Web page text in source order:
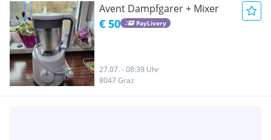
Avent Dampfgarer + Mixer
€ 50 PayLivery
27.07. - 08:39 Uhr
8047 Graz